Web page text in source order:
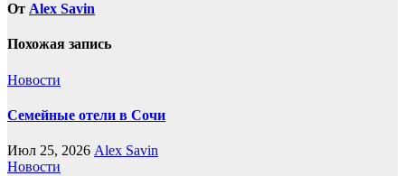
От Alex Savin
Похожая запись
Новости
Семейные отели в Сочи
Июл 25, 2026 Alex Savin
Новости